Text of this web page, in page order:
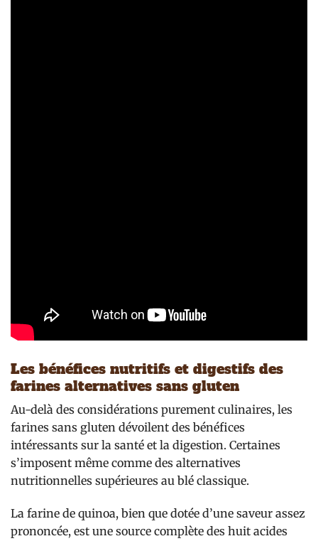
Les bénéfices nutritifs et digestifs des
farines alternatives sans gluten
Au-delà des considérations purement culinaires, les
farines sans gluten dévoilent des bénéfices
intéressants sur la santé et la digestion. Certaines
s’imposent même comme des alternatives
nutritionnelles supérieures au blé classique.
La farine de quinoa, bien que dotée d’une saveur assez
prononcée, est une source complète des huit acides